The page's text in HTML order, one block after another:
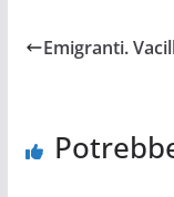
Emigranti.